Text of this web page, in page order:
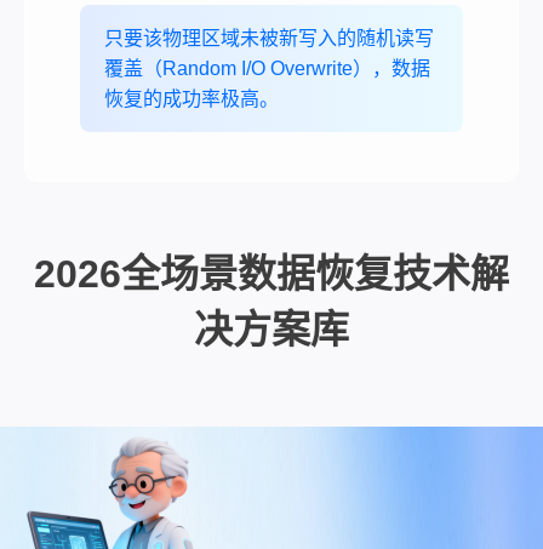
只要该物理区域未被新写入的随机读写
覆盖（Random I/O Overwrite），数据
恢复的成功率极高。
2026全场景数据恢复技术解
决方案库